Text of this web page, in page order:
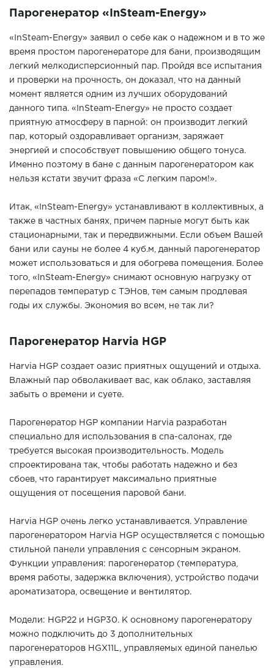
Парогенератор «InSteam-Energy»
«InSteam-Energy» заявил о себе как о надежном и в то же
время простом парогенераторе для бани, производящим
легкий мелкодисперсионный пар. Пройдя все испытания
и проверки на прочность, он доказал, что на данный
момент является одним из лучших оборудований
данного типа. «InSteam-Energy» не просто создает
приятную атмосферу в парной: он производит легкий
пар, который оздоравливает организм, заряжает
энергией и способствует повышению общего тонуса.
Именно поэтому в бане с данным парогенератором как
нельзя кстати звучит фраза «С легким паром!».
Итак, «InSteam-Energy» устанавливают в коллективных, а
также в частных банях, причем парные могут быть как
стационарными, так и передвижными. Если объем Вашей
бани или сауны не более 4 куб.м, данный парогенератор
может использоваться и для обогрева помещения. Более
того, «InSteam-Energy» снимают основную нагрузку от
перепадов температур с ТЭНов, тем самым продлевая
годы их службы. Экономия во всем, не так ли?
Парогенератор Harvia HGP
Harvia HGP создает оазис приятных ощущений и отдыха.
Влажный пар обволакивает вас, как облако, заставляя
забыть о времени и суете.
Парогенератор HGP компании Harvia разработан
специально для использования в спа-салонах, где
требуется высокая производительность. Модель
спроектирована так, чтобы работать надежно и без
сбоев, что гарантирует максимально приятные
ощущения от посещения паровой бани.
Harvia HGP очень легко устанавливается. Управление
парогенератором Harvia HGP осуществляется с помощью
стильной панели управления с сенсорным экраном.
Функции управления: парогенератор (температура,
время работы, задержка включения), устройство подачи
ароматизатора, освещение и вентилятор.
Модели: HGP22 и HGP30. К основному парогенератору
можно подключить до 3 дополнительных
парогенераторов HGX11L, управляемых единой панелью
управления.